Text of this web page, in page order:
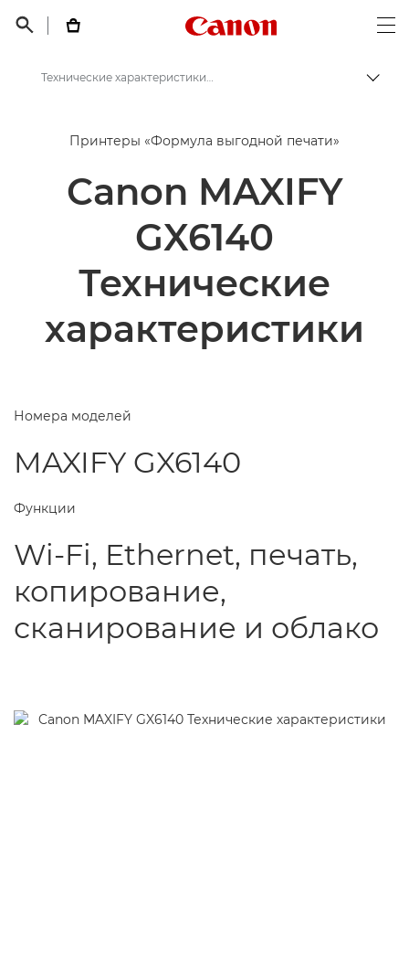
 
Canon Logo, back
Принтеры Canon
Принтер Canon MAXIFY GX6140
Принтеры «Формула выгодной печати»
Canon MAXIFY
GX6140
Технические
характеристики
Номера моделей
MAXIFY GX6140
Функции
Wi-Fi, Ethernet, печать,
копирование,
сканирование и облако